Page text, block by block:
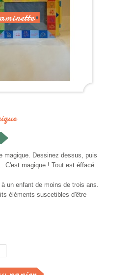
magique. Dessinez dessus, puis
C'est magique ! Tout est éffacé...
un enfant de moins de trois ans.
éléments suscetibles d'être